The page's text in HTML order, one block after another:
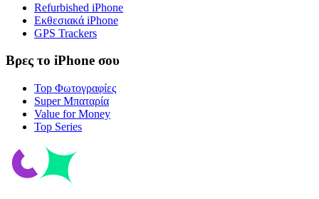
Refurbished iPhone
Εκθεσιακά iPhone
GPS Trackers
Βρες το iPhone σου
Top Φωτογραφίες
Super Μπαταρία
Value for Money
Top Series